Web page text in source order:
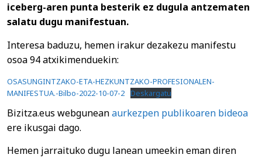
iceberg-aren punta besterik ez dugula antzematen
salatu dugu manifestuan.
Interesa baduzu, hemen irakur dezakezu manifestu
osoa 94 atxikimenduekin:
OSASUNGINTZAKO-ETA-HEZKUNTZAKO-PROFESIONALEN-
MANIFESTUA.-Bilbo-2022-10-07-2
Deskargatu
Bizitza.eus webguneanaurkezpen publikoaren bideoa
ere ikusgai dago.
Hemen jarraituko dugu lanean umeekin eman diren